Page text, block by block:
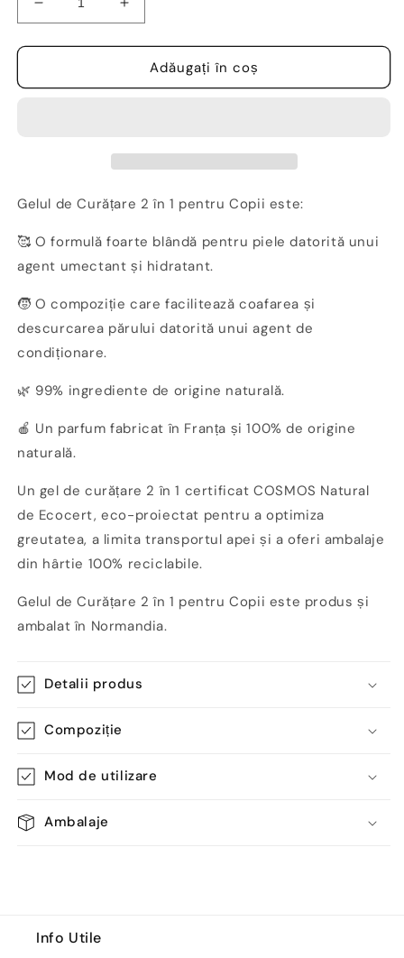
Reduceți
cantitatea
pentru
gel
pentru
pudră
diluare,
PIMPANT
Creșteți
cantitatea
pentru
Rezervă
gel
pentru
pudră
pentru
diluare,
PIMPANT
Adăugați în coș
Gelul de Curățare 2 în 1 pentru Copii este:
🥰 O formulă foarte blândă pentru piele datorită unui
agent umectant și hidratant.
🧒 O compoziție care facilitează coafarea și
descurcarea părului datorită unui agent de
condiționare.
🌿 99% ingrediente de origine naturală.
🍎 Un parfum fabricat în Franța și 100% de origine
naturală.
Un gel de curățare 2 în 1 certificat COSMOS Natural
de Ecocert, eco-proiectat pentru a optimiza
greutatea, a limita transportul apei și a oferi ambalaje
din hârtie 100% reciclabile.
Gelul de Curățare 2 în 1 pentru Copii este produs și
ambalat în Normandia.
Detalii produs
Compoziție
Mod de utilizare
Ambalaje
Info Utile